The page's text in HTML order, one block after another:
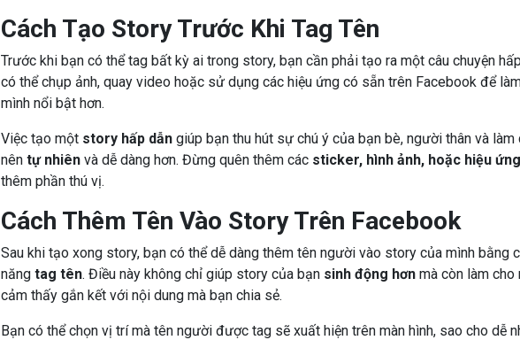
Cách Tạo Story Trước Khi Tag Tên
Trước khi bạn có thể tag bất kỳ ai trong story, bạn cần phải tạo ra một câu chuyện
có thể chụp ảnh, quay video hoặc sử dụng các hiệu ứng có sẵn trên Facebook để
mình nổi bật hơn.
Việc tạo một story hấp dẫngiúp bạn thu hút sự chú ý của bạn bè, người thân và làm
nên tự nhiênvà dễ dàng hơn. Đừng quên thêm các sticker, hình ảnh, hoặc hiệu ứng
thêm phần thú vị.
Cách Thêm Tên Vào Story Trên Facebook
Sau khi tạo xong story, bạn có thể dễ dàng thêm tên người vào story của mình bằng
năng tag tên. Điều này không chỉ giúp story của bạn sinh động hơnmà còn làm
cảm thấy gắn kết với nội dung mà bạn chia sẻ.
Bạn có thể chọn vị trí mà tên người được tag sẽ xuất hiện trên màn hình, sao cho dễ